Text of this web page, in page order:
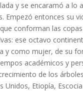
y se encaramó a lo
Empezó entonces su
conforman las
ese octavo
y como mujer, de su
académicos y
de los
Etiopía,